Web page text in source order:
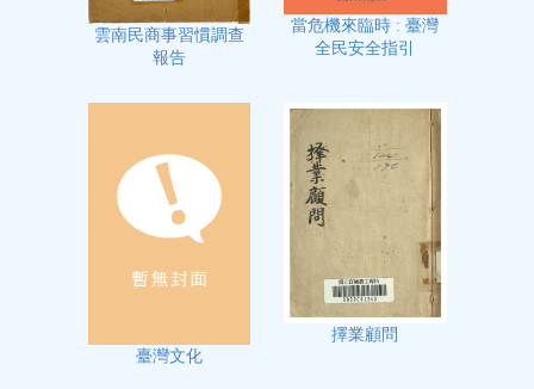
雲南民商事習慣調查
報告
當危機來臨時 : 臺灣
全民安全指引
臺灣文化
擇業顧問